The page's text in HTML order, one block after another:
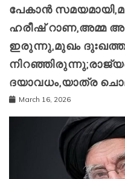
പേകാൻ
ഹരീഷ് റാണ,അമ്മ
ഇരുന്നു,മുഖം
ദയാവധം,യാത്ര
March 16, 2026